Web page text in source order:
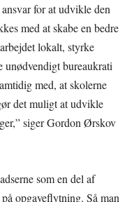
for at udvikle den
med at skabe en bedre
lokalt, styrke
unødvendigt bureaukrati
med, at skolerne
det muligt at udvikle
siger Gordon Ørskov
som en del af
opgaveflytning. Så man